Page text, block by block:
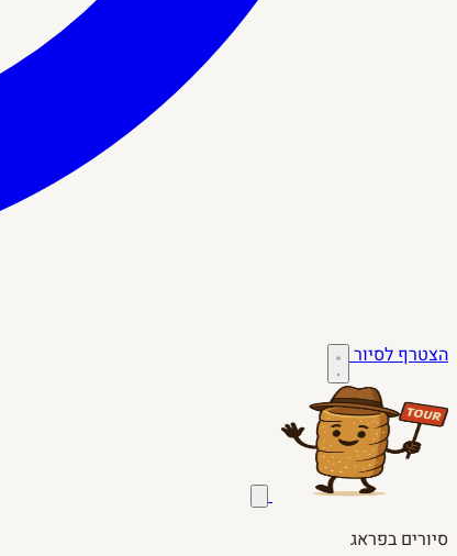
הצטרף לסיור
סיורים בפראג